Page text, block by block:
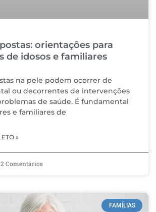
orientações para
de idosos e familiares
na pele podem ocorrer de
ou decorrentes de intervenções
de saúde. É fundamental
e familiares de
»
2 Comentários
FAMÍLIAS